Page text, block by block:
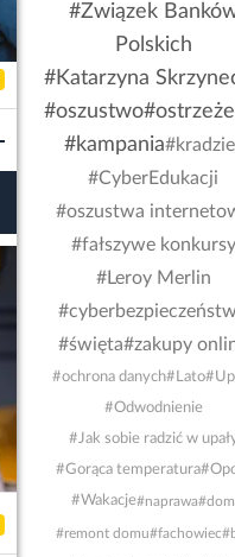
#Związek
Polskich
#Katarzyna
#oszustwo
#kampania
#CyberEdukacji
#oszustwa
#fałszywe konkursy
#Leroy Merlin
#święta#zakupy
#ochrona danych#Lato
#Odwodnienie
#Jak sobie radzić w
#Gorąca temperatura
#Wakacje#naprawa#dom
#remont domu#fachowiec